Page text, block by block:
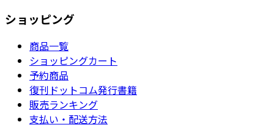
ショッピング
商品一覧
ショッピングカート
予約商品
復刊ドットコム発行書籍
販売ランキング
支払い・配送方法